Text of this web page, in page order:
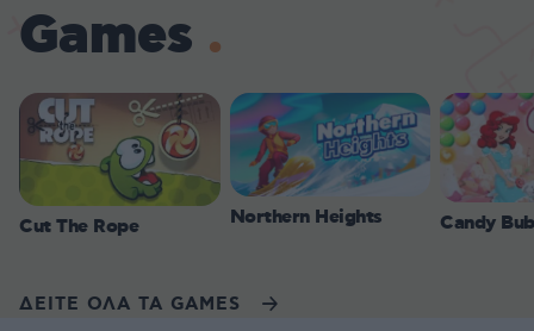
Games
Cut The Rope Northern Heights Candy
ΔΕΙΤΕ ΟΛΑ ΤΑ GAMES